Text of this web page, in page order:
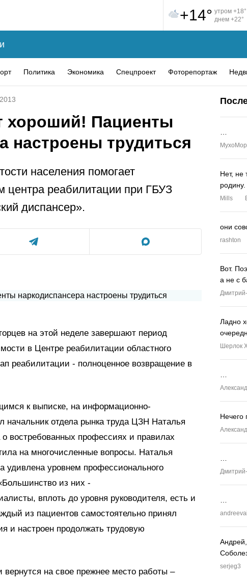
+14° утром +18°
днем +22°
Политика Экономика Спецпроект Фоторепортаж
хороший! Пациенты
настроены трудиться
населения помогает
центра реабилитации при ГБУЗ
диспансер».
на этой неделе завершают период
в Центре реабилитации областного
реабилитации - полноценное возвращение в
к выписке, на информационно-
начальник отдела рынка труда ЦЗН Наталья
востребованных профессиях и правилах
на многочисленные вопросы. Наталья
удивлена уровнем профессионального
из них -
вплоть до уровня руководителя, есть и
из пациентов самостоятельно принял
и настроен продолжать трудовую
вернутся на свое прежнее место работы –
MyxoMop
Нет, не
родину.
Mills
они
rashton
Вот.
а не с
Ладно
Шерлок
Нечего
serjeg3